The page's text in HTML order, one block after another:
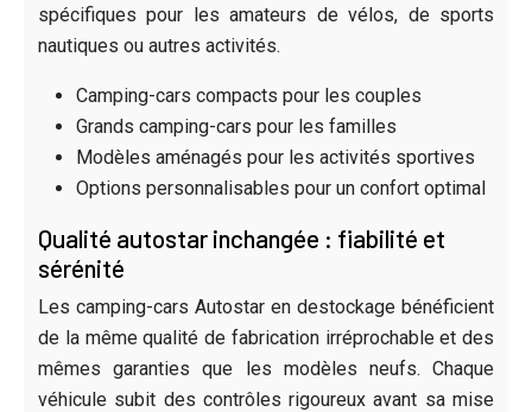
spécifiques pour les amateurs de vélos, de sports
nautiques ou autres activités.
Camping-cars compacts pour les couples
Grands camping-cars pour les familles
Modèles aménagés pour les activités sportives
Options personnalisables pour un confort optimal
Qualité autostar inchangée : fiabilité et
sérénité
Les camping-cars Autostar en destockage bénéficient
de la même qualité de fabrication irréprochable et des
mêmes garanties que les modèles neufs. Chaque
véhicule subit des contrôles rigoureux avant sa mise